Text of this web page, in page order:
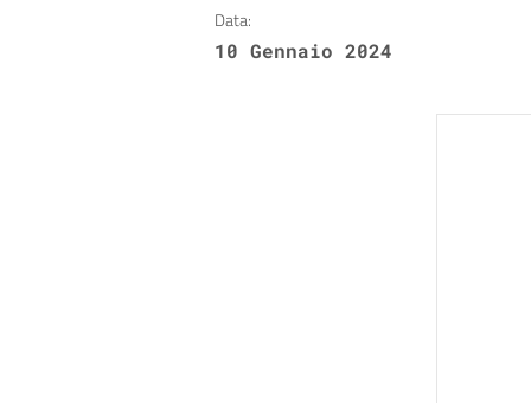
Data:
10 Gennaio 2024